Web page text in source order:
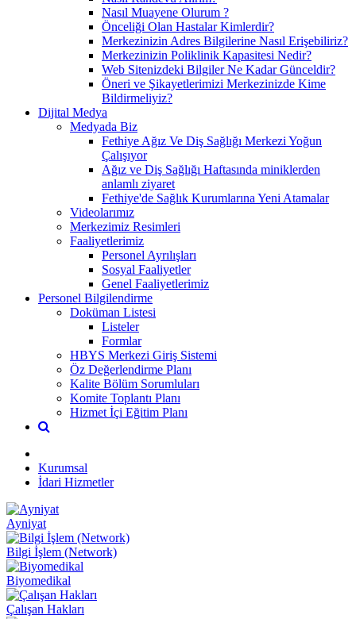
Nasıl Muayene Olurum ?
Önceliği Olan Hastalar Kimlerdir?
Merkezinizin Adres Bilgilerine Nasıl Erişebiliriz?
Merkezinizin Poliklinik Kapasitesi Nedir?
Web Sitenizdeki Bilgiler Ne Kadar Günceldir?
Öneri ve Şikayetlerimizi Merkezinizde Kime
Bildirmeliyiz?
Dijital Medya
Medyada Biz
Fethiye Ağız Ve Diş Sağlığı Merkezi Yoğun
Çalışıyor
Ağız ve Diş Sağlığı Haftasında miniklerden
anlamlı ziyaret
Fethiye'de Sağlık Kurumlarına Yeni Atamalar
Videolarımız
Merkezimiz Resimleri
Faaliyetlerimiz
Personel Ayrılışları
Sosyal Faaliyetler
Genel Faaliyetlerimiz
Personel Bilgilendirme
Doküman Listesi
Listeler
Formlar
HBYS Merkezi Giriş Sistemi
Öz Değerlendirme Planı
Kalite Bölüm Sorumluları
Komite Toplantı Planı
Hizmet İçi Eğitim Planı
Kurumsal
İdari Hizmetler
Ayniyat
Bilgi İşlem (Network)
Biyomedikal
Çalışan Hakları